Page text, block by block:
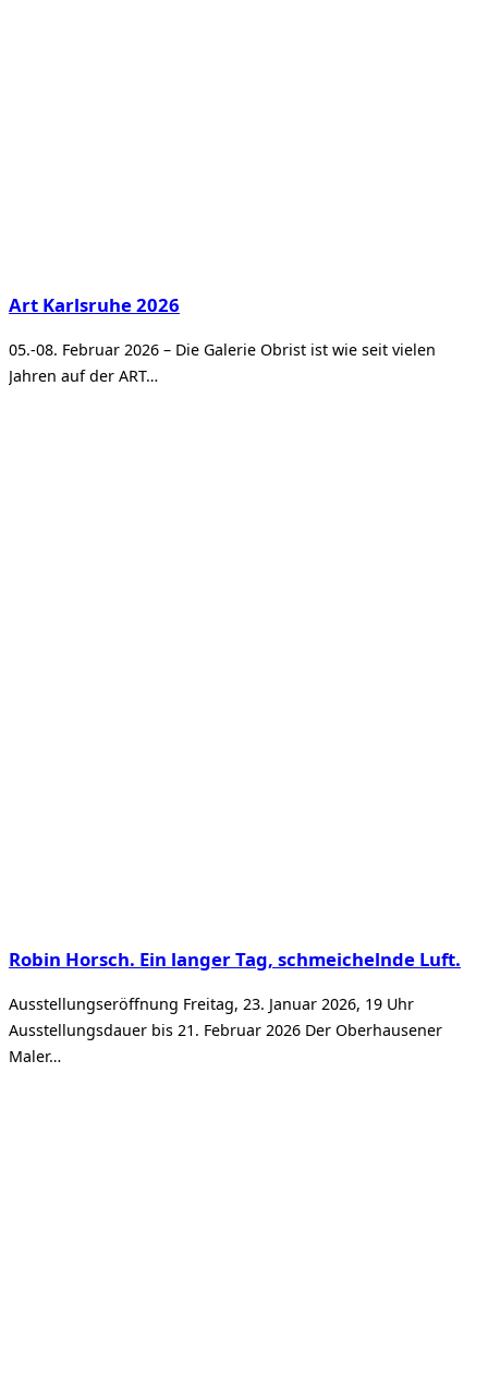
Art Karlsruhe 2026
05.-08. Februar 2026 – Die Galerie Obrist ist wie seit vielen
Jahren auf der ART…
Robin Horsch. Ein langer Tag, schmeichelnde Luft.
Ausstellungseröffnung Freitag, 23. Januar 2026, 19 Uhr
Ausstellungsdauer bis 21. Februar 2026 Der Oberhausener
Maler…